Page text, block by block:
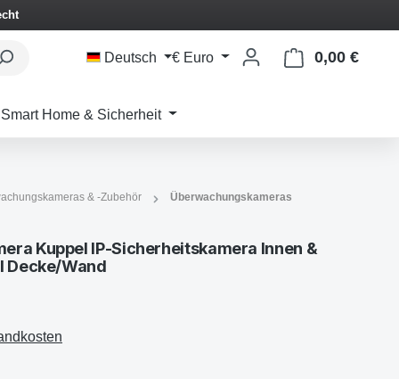
Deutsch € Euro 0,00 €
Smart Home & Sicherheit
& -Zubehör Überwachungskameras
Kuppel IP-Sicherheitskamera Innen &
Decke/Wand